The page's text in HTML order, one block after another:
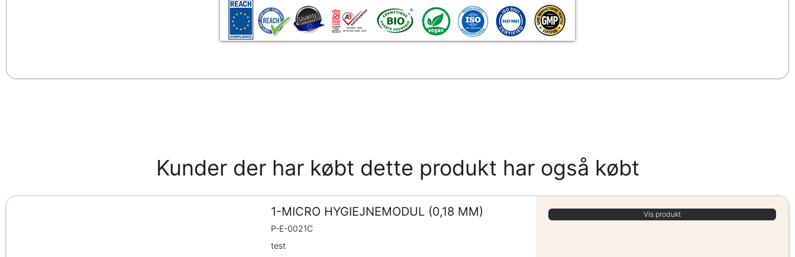
Kunder der har købt dette produkt har også købt
1-MICRO HYGIEJNEMODUL (0,18 MM)
P-E-0021C
test
Vis produkt